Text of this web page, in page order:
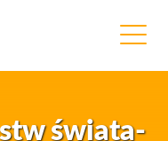
świata-